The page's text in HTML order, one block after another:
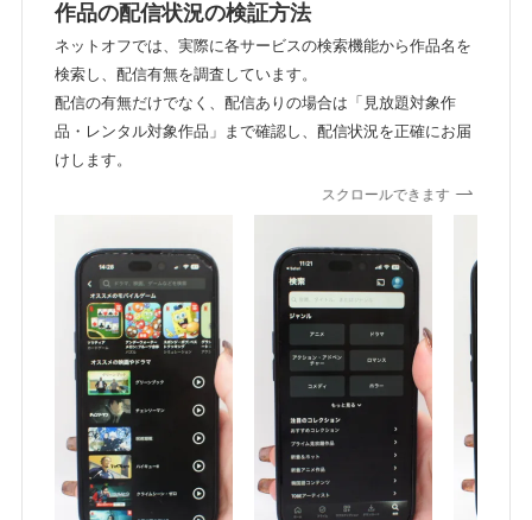
作品の配信状況の検証方法
ネットオフでは、実際に各サービスの検索機能から作品名を
検索し、配信有無を調査しています。
配信の有無だけでなく、配信ありの場合は「見放題対象作
品・レンタル対象作品」まで確認し、配信状況を正確にお届
けします。
スクロールできます